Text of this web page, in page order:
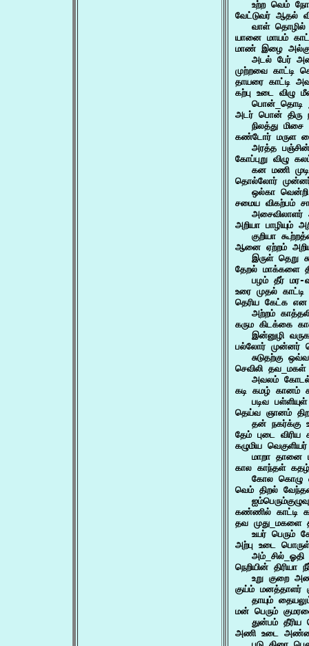
உற்ற வெம்
வேட்டுவர் ஆதல்
வாள் தொழில்
யானை மாயம்
மாண் இழை
அடல் பேர்
முற்றவை காட்டி
தாயரை காட்டி
கற்பு உடை விழு
பொன்_தொடி
அடர் பொன் திரு
நிலத்து
கண்டோர் மருள
அரத்த
கோப்புறு விழு
கன மணி
தொல்லோர்
ஒல்கா
சமைய விகற்பம்
அசைவிலாளர்
அறியா பாழியும்
குறியா
ஆனை ஏற்றம்
இருள் தெறு
தேறல் மாக்களை
பழம் தீர்
உரை முதல்
தெரிய கேட்க என
அற்றம்
கரும கிடக்கை
இன்னுழி
பல்லோர் முன்னர்
சுடுதற்கு
செவிலி தவ_மகள்
அவலம்
கடி கமழ் கானம்
படிவ
தெய்வ ஞானம்
தன் நகர்க்கு
தேம் புடை
கழுமிய
மாறா தானை
கால காந்தள்
கோல கொழு
வெம் திறல்
கண்ணில் காட்டி
தவ முது_மகளை
உயர் பெரும்
அற்பு உடை
நெறியின் திரியா
உறு குறை
குய்ம் மனத்தாளர்
தாயும்
மன் பெரும்
துன்பம்
அணி உடை